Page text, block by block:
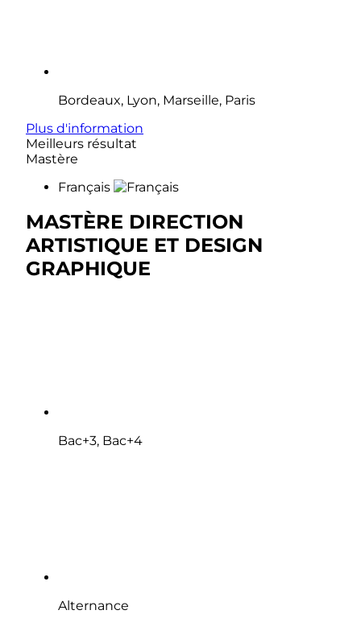
Bordeaux, Lyon, Marseille, Paris
Plus d'information
Meilleurs résultat
Mastère
Français
MASTÈRE DIRECTION
ARTISTIQUE ET DESIGN
GRAPHIQUE
Bac+3, Bac+4
Alternance